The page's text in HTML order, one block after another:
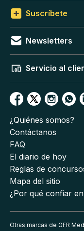
Suscríbete
Newsletters
Servicio al
¿Quiénes somos?
Contáctanos
FAQ
El diario de hoy
Reglas de
Mapa del sitio
¿Por qué confiar
Otras marcas de GFR